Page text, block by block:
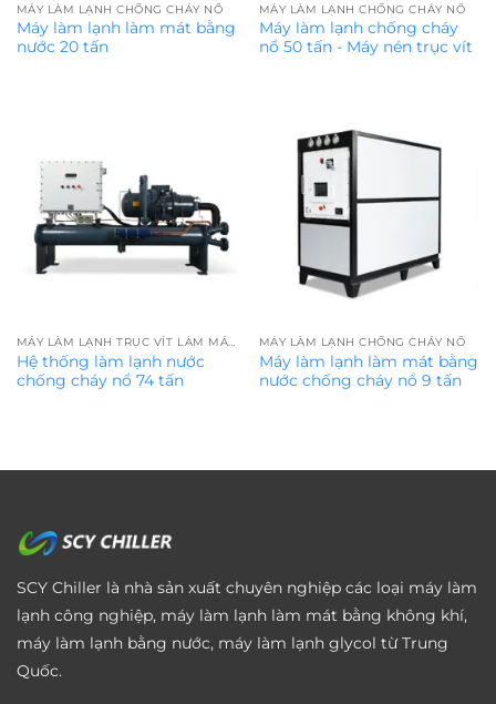
MÁY LÀM LẠNH CHỐNG CHÁY NỔ
Máy làm lạnh làm mát bằng
nước 20 tấn
MÁY LÀM LẠNH CHỐNG CHÁY NỔ
Máy làm lạnh chống cháy
nổ 50 tấn - Máy nén trục vít
MÁY LÀM LẠNH TRỤC VÍT LÀM MÁT BẰNG NƯỚC
Hệ thống làm lạnh nước
chống cháy nổ 74 tấn
MÁY LÀM LẠNH CHỐNG CHÁY NỔ
Máy làm lạnh làm mát bằng
nước chống cháy nổ 9 tấn
SCY Chiller là nhà sản xuất chuyên nghiệp các loại máy làm
lạnh công nghiệp, máy làm lạnh làm mát bằng không khí,
máy làm lạnh bằng nước, máy làm lạnh glycol từ Trung
Quốc.